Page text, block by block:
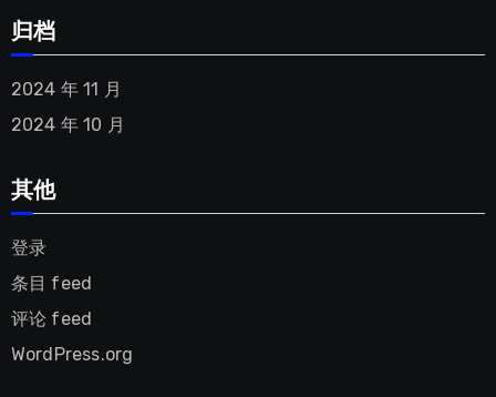
归档
2024 年 11 月
2024 年 10 月
其他
登录
条目 feed
评论 feed
WordPress.org